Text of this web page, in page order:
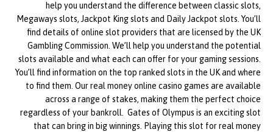
help you understand the difference between classic slots,
Megaways slots, Jackpot King slots and Daily Jackpot slots. You’ll
find details of online slot providers that are licensed by the UK
Gambling Commission. We’ll help you understand the potential
slots available and what each can offer for your gaming sessions.
You’ll find information on the top ranked slots in the UK and where
to find them. Our real money online casino games are available
across a range of stakes, making them the perfect choice
regardless of your bankroll. Gates of Olympus is an exciting slot
that can bring in big winnings. Playing this slot for real money